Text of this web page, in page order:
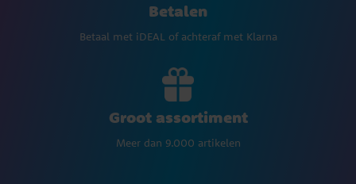
Betalen
Betaal met iDEAL of achteraf met Klarna
Groot assortiment
Meer dan 9.000 artikelen